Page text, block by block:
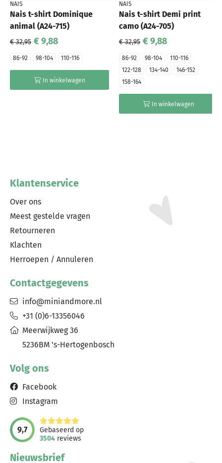
NAIS
Nais t-shirt Dominique
animal (A24-715)
€ 32,95 € 9,88
86-92 98-104 110-116
In winkelwagen
NAIS
Nais t-shirt Demi print
camo (A24-705)
€ 32,95 € 9,88
86-92 98-104
110-116
122-128
134-140
146-152
158-164
In winkelwagen
Klantenservice
Over ons
Meest gestelde vragen
Retourneren
Klachten
Herroepen / Annuleren
Contactgegevens
info@miniandmore.nl
+31 (0)6-13356046
Meerwijkweg 36
5236BM 's-Hertogenbosch
Volg ons
Facebook
Instagram
9,7
Gebaseerd op
3504 reviews
Nieuwsbrief